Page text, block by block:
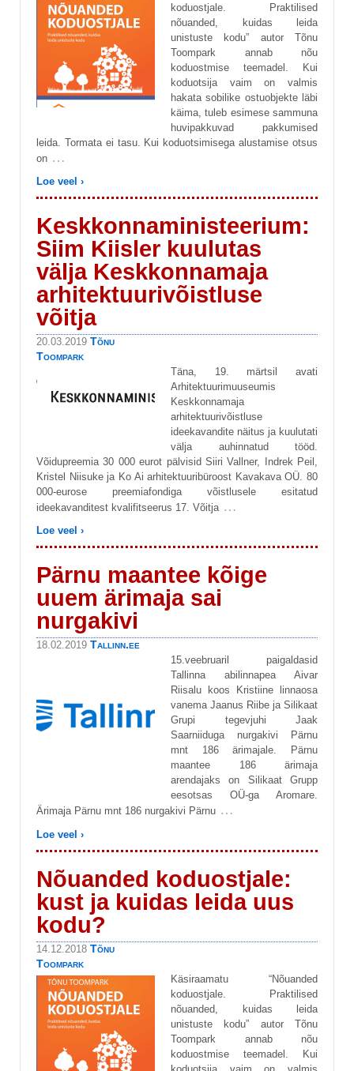
koduostjale. Praktilised
nõuanded, kuidas leida
unistuste kodu” autor Tõnu
Toompark annab nõu
koduostmise teemadel. Kui
koduotsija vaim on valmis
hakata sobilike ostuobjekte läbi
käima, tuleb esimese sammuna
huvipakkuvad pakkumised
leida. Tormata ei tasu. Kui koduotsimisega alustamise otsus
on …
Loe veel ›
Keskkonnaministeerium:
Siim Kiisler kuulutas
välja Keskkonnamaja
arhitektuurivõistluse
võitja
20.03.2019 Tõnu
Toompark
Täna, 19. märtsil avati
Arhitektuurimuuseumis
Keskkonnamaja
arhitektuurivõistluse
ideekavandite näitus ja kuulutati
välja auhinnatud tööd.
Võidupreemia 30 000 eurot pälvisid Siiri Vallner, Indrek Peil,
Kristel Niisuke ja Ko Ai arhitektuuribüroost Kavakava OÜ. 80
000-eurose preemiafondiga võistlusele esitatud
ideekavanditest kvalifitseerus 17. Võitja …
Loe veel ›
Pärnu maantee kõige
uuem ärimaja sai
nurgakivi
18.02.2019 Tallinn.ee
15.veebruaril paigaldasid
Tallinna abilinnapea Aivar
Riisalu koos Kristiine linnaosa
vanema Jaanus Riibe ja Silikaat
Grupi tegevjuhi Jaak
Saarniiduga nurgakivi Pärnu
mnt 186 ärimajale. Pärnu
maantee 186 ärimaja
arendajaks on Silikaat Grupp
eesotsas OÜ-ga Aromare.
Ärimaja Pärnu mnt 186 nurgakivi Pärnu …
Loe veel ›
Nõuanded koduostjale:
kust ja kuidas leida uus
kodu?
14.12.2018 Tõnu
Toompark
Käsiraamatu “Nõuanded
koduostjale. Praktilised
nõuanded, kuidas leida
unistuste kodu” autor Tõnu
Toompark annab nõu
koduostmise teemadel. Kui